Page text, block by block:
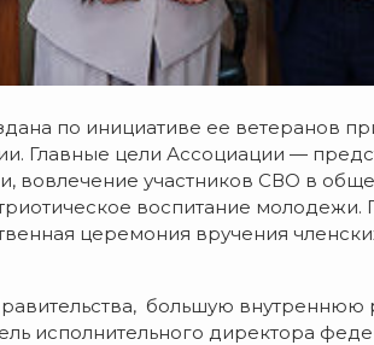
по инициативе ее ветеранов
Главные цели Ассоциации —
вовлечение участников СВО в
воспитание молодежи.
церемония вручения
большую внутреннюю
исполнительного директора